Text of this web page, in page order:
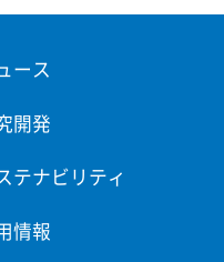
ース
開発
テナビリティ
情報